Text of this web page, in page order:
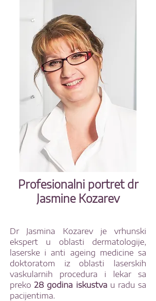
Profesionalni portret dr
Jasmine Kozarev
Dr Jasmina Kozarev je vrhunski
ekspert u oblasti dermatologije,
laserske i anti ageing medicine sa
doktoratom iz oblasti laserskih
vaskularnih procedura i lekar sa
preko28 godina iskustvau radu sa
pacijentima.